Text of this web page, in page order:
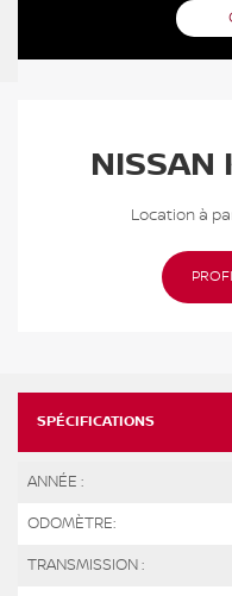
SPÉCIFICATIONS
ANNÉE :
ODOMÈTRE:
TRANSMISSION :
NISSAN
Location à